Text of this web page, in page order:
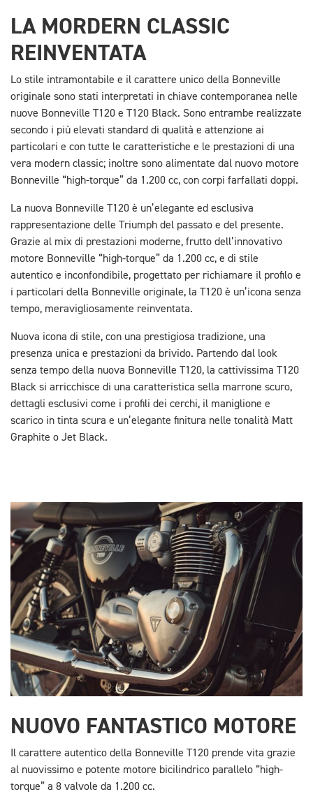
LA MORDERN CLASSIC
REINVENTATA
Lo stile intramontabile e il carattere unico della Bonneville
originale sono stati interpretati in chiave contemporanea nelle
nuove Bonneville T120 e T120 Black. Sono entrambe realizzate
secondo i più elevati standard di qualità e attenzione ai
particolari e con tutte le caratteristiche e le prestazioni di una
vera modern classic; inoltre sono alimentate dal nuovo motore
Bonneville “high-torque” da 1.200 cc, con corpi farfallati doppi.
La nuova Bonneville T120 è un’elegante ed esclusiva
rappresentazione delle Triumph del passato e del presente.
Grazie al mix di prestazioni moderne, frutto dell’innovativo
motore Bonneville “high-torque” da 1.200 cc, e di stile
autentico e inconfondibile, progettato per richiamare il profilo e
i particolari della Bonneville originale, la T120 è un’icona senza
tempo, meravigliosamente reinventata.
Nuova icona di stile, con una prestigiosa tradizione, una
presenza unica e prestazioni da brivido. Partendo dal look
senza tempo della nuova Bonneville T120, la cattivissima T120
Black si arricchisce di una caratteristica sella marrone scuro,
dettagli esclusivi come i profili dei cerchi, il maniglione e
scarico in tinta scura e un’elegante finitura nelle tonalità Matt
Graphite o Jet Black.
NUOVO FANTASTICO MOTORE
Il carattere autentico della Bonneville T120 prende vita grazie
al nuovissimo e potente motore bicilindrico parallelo “high-
torque” a 8 valvole da 1.200 cc.